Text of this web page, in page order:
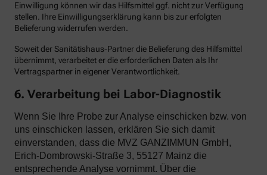
Einwilligung können wir das Hilfsmittel ggf. nicht zur Verfügung
stellen. Ihre Einwilligungserklärung kann bis zur erfolgten
Belieferung widerrufen werden.
Soweit der Sanitätishaus-Partner die Belieferung des Hilfsmittel
übernimmt, verarbeitet er die erforderlichen Daten als Ihr
Vertragspartner in eigener Verantwortlichkeit.
6. Verarbeitung bei Labor-Diagnostik
Wenn Sie Ihre Probe zur Analyse einschicken bzw. von
uns einschicken lassen, erklären Sie sich damit
einverstanden, dass die MVZ GANZIMMUN GmbH,
Erich-Dombrowski-Straße 3, 55127 Mainz die
entsprechende Analyse vornimmt. Über die